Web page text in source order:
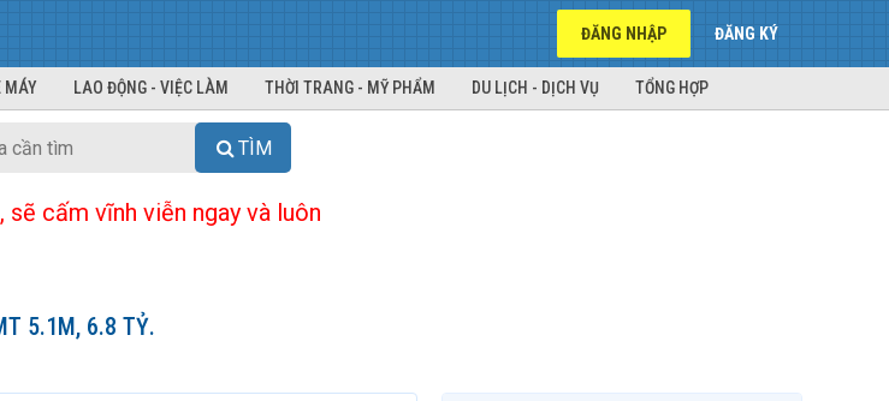
ĐĂNG NHẬP ĐĂNG KÝ
MÁY LAO ĐỘNG - VIỆC LÀM THỜI TRANG - MỸ PHẨM DU LỊCH - DỊCH VỤ TỔNG HỢP
TÌM
cấm vĩnh viễn ngay và luôn
5.1M, 6.8 TỶ.